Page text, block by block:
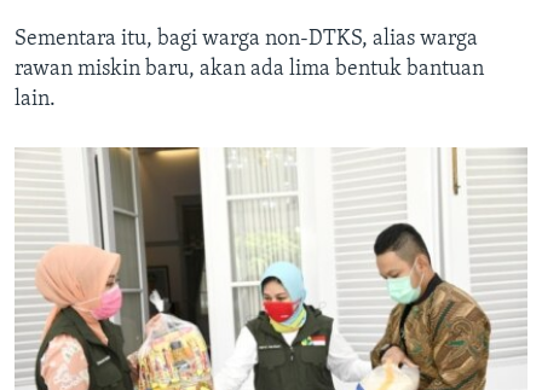
Sementara itu, bagi warga non-DTKS, alias warga
rawan miskin baru, akan ada lima bentuk bantuan
lain.